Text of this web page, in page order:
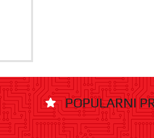
POPULARNI